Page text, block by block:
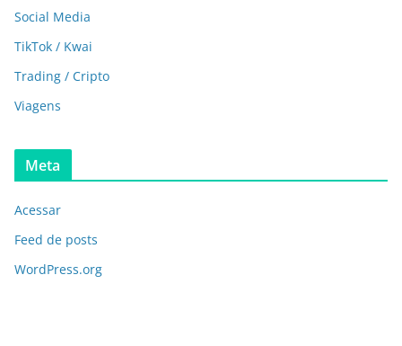
Social Media
TikTok / Kwai
Trading / Cripto
Viagens
Meta
Acessar
Feed de posts
WordPress.org